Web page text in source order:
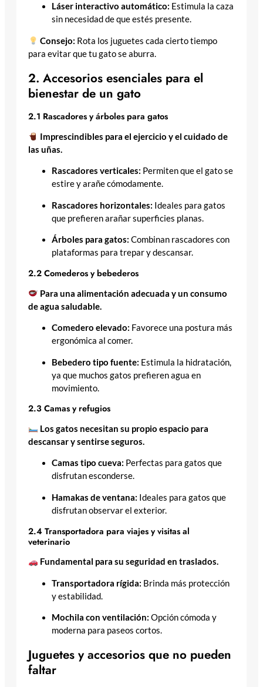
Láser interactivo automático: Estimula la caza
sin necesidad de que estés presente.
Consejo: Rota los juguetes cada cierto tiempo
para evitar que tu gato se aburra.
2. Accesorios esenciales para el
bienestar de un gato
2.1 Rascadores y árboles para gatos
Imprescindibles para el ejercicio y el cuidado de
las uñas.
Rascadores verticales: Permiten que el gato se
estire y arañe cómodamente.
Rascadores horizontales: Ideales para gatos
que prefieren arañar superficies planas.
Árboles para gatos: Combinan rascadores con
plataformas para trepar y descansar.
2.2 Comederos y bebederos
Para una alimentación adecuada y un consumo
de agua saludable.
Comedero elevado: Favorece una postura más
ergonómica al comer.
Bebedero tipo fuente: Estimula la hidratación,
ya que muchos gatos prefieren agua en
movimiento.
2.3 Camas y refugios
Los gatos necesitan su propio espacio para
descansar y sentirse seguros.
Camas tipo cueva: Perfectas para gatos que
disfrutan esconderse.
Hamakas de ventana: Ideales para gatos que
disfrutan observar el exterior.
2.4 Transportadora para viajes y visitas al
veterinario
Fundamental para su seguridad en traslados.
Transportadora rígida: Brinda más protección
y estabilidad.
Mochila con ventilación: Opción cómoda y
moderna para paseos cortos.
Juguetes y accesorios que no pueden
faltar